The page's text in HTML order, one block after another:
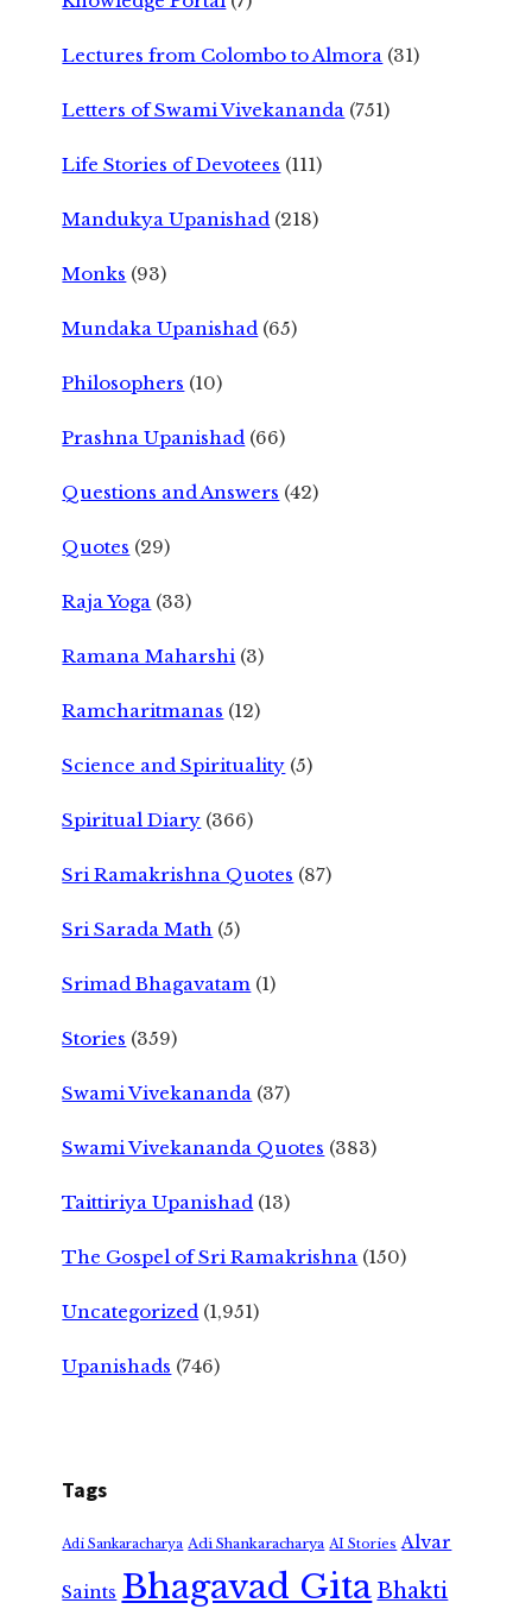
Lectures from Colombo to Almora (31)
Letters of Swami Vivekananda (751)
Life Stories of Devotees (111)
Mandukya Upanishad (218)
Monks (93)
Mundaka Upanishad (65)
Philosophers (10)
Prashna Upanishad (66)
Questions and Answers (42)
Quotes (29)
Raja Yoga (33)
Ramana Maharshi (3)
Ramcharitmanas (12)
Science and Spirituality (5)
Spiritual Diary (366)
Sri Ramakrishna Quotes (87)
Sri Sarada Math (5)
Srimad Bhagavatam (1)
Stories (359)
Swami Vivekananda (37)
Swami Vivekananda Quotes (383)
Taittiriya Upanishad (13)
The Gospel of Sri Ramakrishna (150)
Uncategorized (1,951)
Upanishads (746)
Tags
Adi Sankaracharya Adi Shankaracharya AI Stories Alvar
Saints Bhagavad GitaBhakti